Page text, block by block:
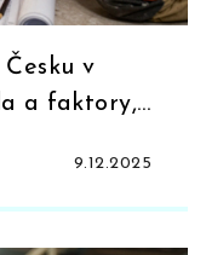
v
a faktory,
9.12.2025